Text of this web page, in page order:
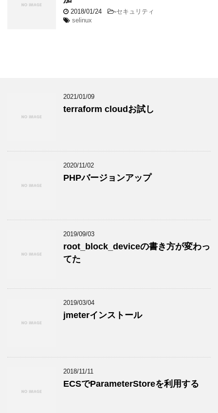
2018/01/24 -セキュリティ
selinux
2021/01/09
terraform cloudお試し
2020/11/02
PHPバージョンアップ
2019/09/03
root_block_deviceの書き方が変わっ
てた
2019/03/04
jmeterインストール
2018/11/11
ECSでParameterStoreを利用する